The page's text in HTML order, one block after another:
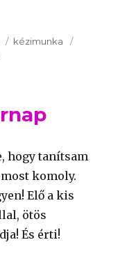
Témakör
kézimunka
hogy tanítsam
komoly.
Elő a kis
ötös
És érti!